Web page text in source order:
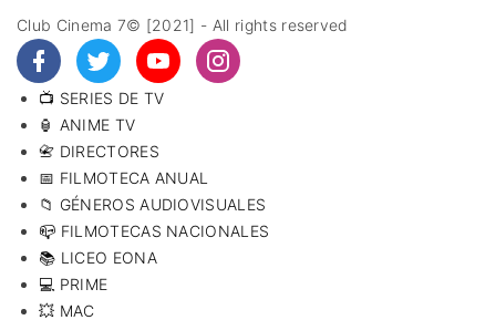
Club Cinema 7© [2021] - All rights reserved
📺 SERIES DE TV
🏮 ANIME TV
📇 DIRECTORES
📅 FILMOTECA ANUAL
📁 GÉNEROS AUDIOVISUALES
📪 FILMOTECAS NACIONALES
📚 LICEO EONA
💻 PRIME
💥 MAC